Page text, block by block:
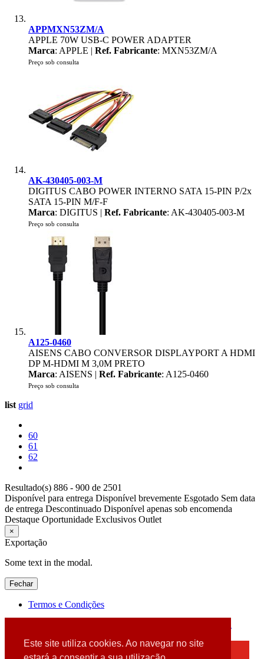
Este site utiliza cookies. Ao navegar no site
APPMXN53ZM/A
APPLE 70W USB-C POWER ADAPTER
Marca: APPLE | Ref. Fabricante: MXN53ZM/A
Preço sob consulta
AK-430405-003-M
DIGITUS CABO POWER INTERNO SATA 15-PIN P/2x
SATA 15-PIN M/F-F
Marca: DIGITUS | Ref. Fabricante: AK-430405-003-M
Preço sob consulta
A125-0460
AISENS CABO CONVERSOR DISPLAYPORT A HDMI
DP M-HDMI M 3,0M PRETO
Marca: AISENS | Ref. Fabricante: A125-0460
Preço sob consulta
list grid
60
61
62
Resultado(s) 886 - 900 de 2501
Disponível para entrega Disponível brevemente Esgotado Sem data
de entrega Descontinuado Disponível apenas sob encomenda
Destaque Oportunidade Exclusivos Outlet
×
Exportação
Some text in the modal.
Fechar
Termos e Condições